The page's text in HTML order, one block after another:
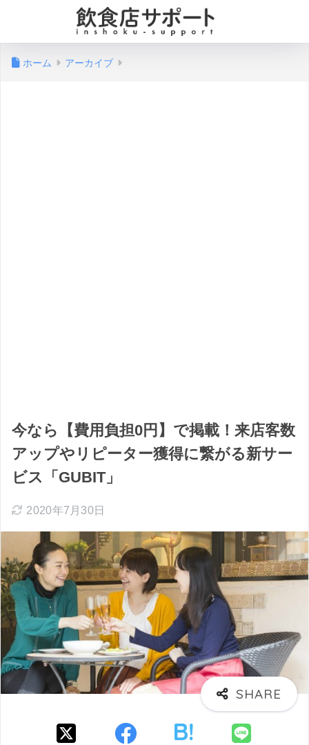
ホーム アーカイブ
今なら【費用負担0円】で掲載！来店客数
アップやリピーター獲得に繋がる新サー
ビス「GUBIT」
2020年7月30日